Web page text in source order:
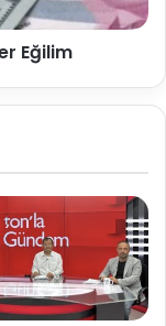
Eğilim